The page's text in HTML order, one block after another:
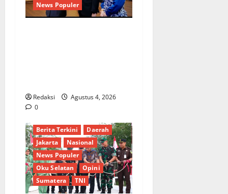
News Populer
Redaksi
Agustus 4, 2026
0
Berita Terkini
Daerah
Jakarta
Nasional
News Populer
Oku Selatan
Opini
Sumatera
TNI